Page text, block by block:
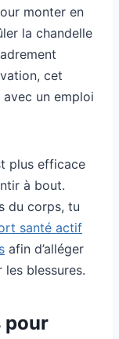
monter en
la chandelle
cet
un emploi
plus efficace
à bout.
du corps, tu
santé actif
afin d’alléger
blessures.
pour